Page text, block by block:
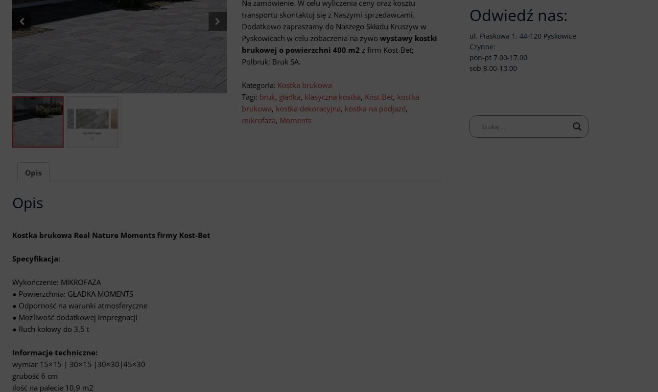
Na zamówienie. W celu wyliczenia ceny oraz kosztu
transportu skontaktuj się z Naszymi sprzedawcami.
Dodatkowo zapraszamy do Naszego Składu Kruszyw w
Pyskowicach w celu zobaczenia na żywo wystawy kostki
brukowej o powierzchni 400 m2 z firm Kost-Bet;
Polbruk; Bruk SA.
Kategoria: Kostka brukowa
Tagi: bruk, gładka, klasyczna kostka, Kost-Bet, kostka
brukowa, kostka dekoracyjna, kostka na podjazd,
mikrofaza, Moments
Opis
Opis
Kostka brukowa Real Nature Moments firmy Kost-Bet
Specyfikacja:
Wykończenie: MIKROFAZA
● Powierzchnia: GŁADKA MOMENTS
● Odporność na warunki atmosferyczne
● Możliwość dodatkowej impregnacji
● Ruch kołowy do 3,5 t
Informacje techniczne:
wymiar 15×15 | 30×15 |30×30|45×30
grubość 6 cm
ilość na palecie 10,9 m2
Odwiedź nas:
ul. Piaskowa 1, 44-120 Pyskowice
Czynne:
pon-pt 7.00-17.00
sob 8.00-13.00